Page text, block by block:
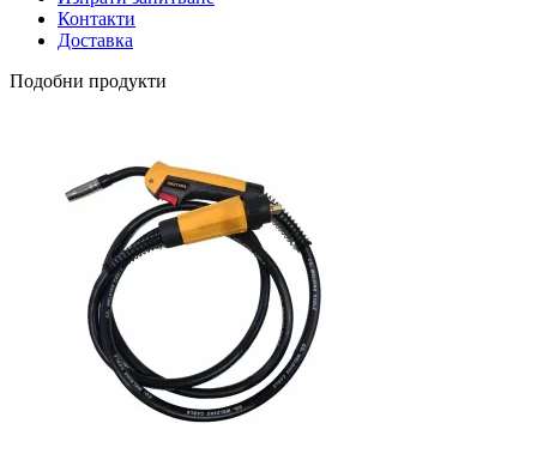
Контакти
Доставка
Подобни продукти